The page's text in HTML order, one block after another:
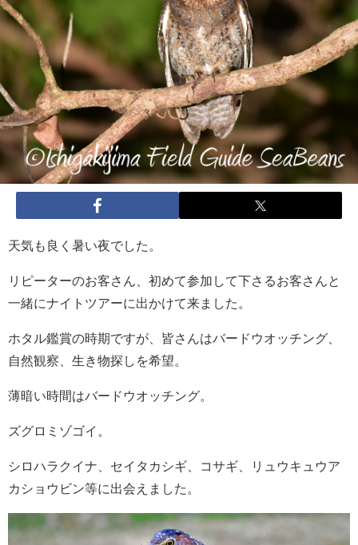
天気も良く暑い夜でした。
リピーターのお客さん、初めて参加して下さるお客さんと
一緒にナイトツアーに出かけて来ました。
ホタル鑑賞の時期ですが、皆さんはバードウオッチング、
自然観察、生き物探しを希望。
薄暗い時間はバードウオッチング。
ズグロミゾゴイ。
シロハラクイナ、セイタカシギ、コサギ、リュウキュウア
カショウビン等に出会えました。